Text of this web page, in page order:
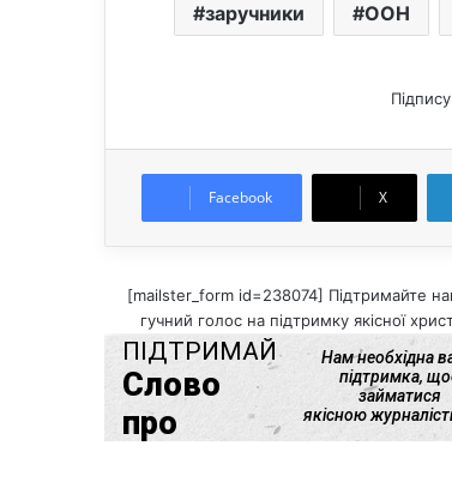
заручники ООН
Facebook X
[mailster_form id=238074] Підтримайте
гучний голос на підтримку якісної